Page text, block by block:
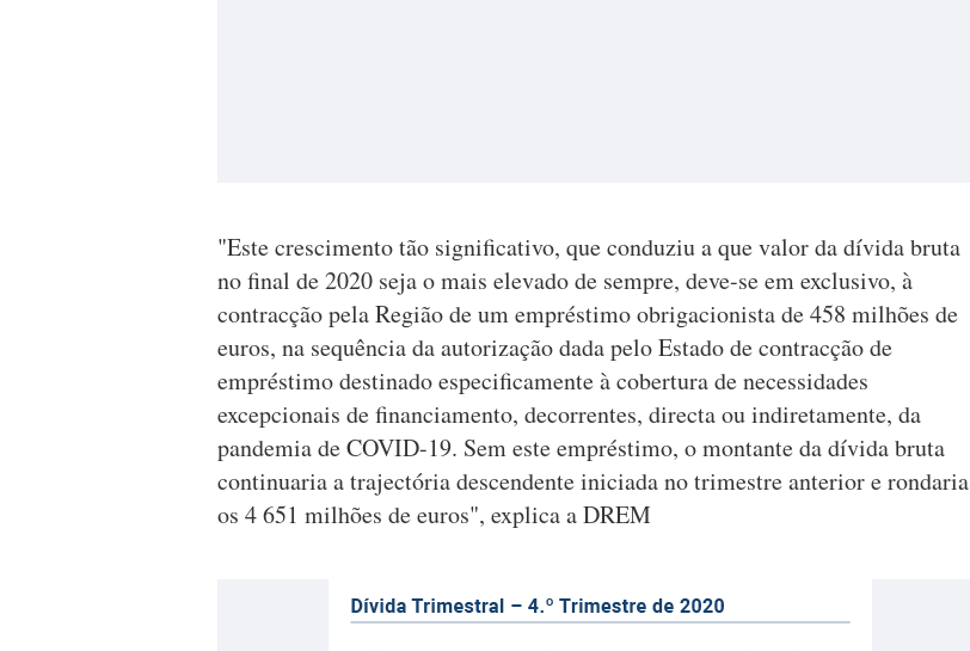
"Este crescimento tão significativo, que conduziu a que valor da dívida bruta
no final de 2020 seja o mais elevado de sempre, deve-se em exclusivo, à
contracção pela Região de um empréstimo obrigacionista de 458 milhões de
euros, na sequência da autorização dada pelo Estado de contracção de
empréstimo destinado especificamente à cobertura de necessidades
excepcionais de financiamento, decorrentes, directa ou indiretamente, da
pandemia de COVID-19. Sem este empréstimo, o montante da dívida bruta
continuaria a trajectória descendente iniciada no trimestre anterior e rondaria
os 4 651 milhões de euros", explica a DREM